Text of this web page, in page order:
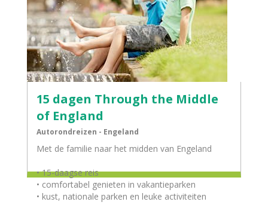
15 dagen Through the Middle
of England
Autorondreizen - Engeland
Met de familie naar het midden van Engeland
• 15-daagse reis
• comfortabel genieten in vakantieparken
• kust, nationale parken en leuke activiteiten